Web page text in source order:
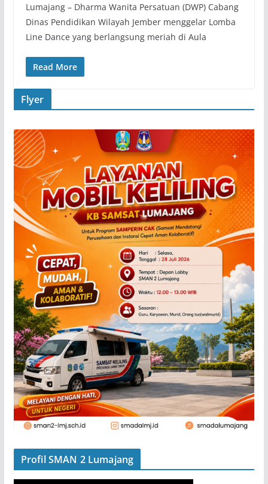
Lumajang – Dharma Wanita Persatuan (DWP) Cabang
Dinas Pendidikan Wilayah Jember menggelar Lomba
Line Dance yang berlangsung meriah di Aula
Read More
Flyer
Profil SMAN 2 Lumajang